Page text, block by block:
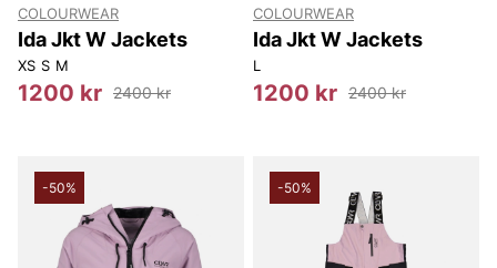
COLOURWEAR
Ida Jkt W Jackets
XS S M
1200 kr 2400 kr
COLOURWEAR
Ida Jkt W Jackets
L
1200 kr 2400 kr
-50% -50%